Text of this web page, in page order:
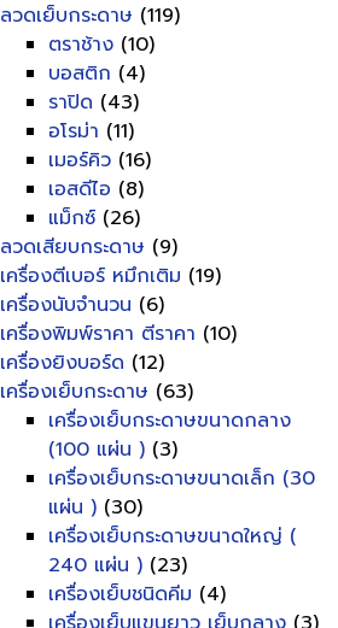
ลวดเย็บกระดาษ (119)
ตราช้าง (10)
บอสติก (4)
ราปิด (43)
อโรม่า (11)
เมอร์คิว (16)
เอสดีไอ (8)
แม็กซ์ (26)
ลวดเสียบกระดาษ (9)
เครื่องตีเบอร์ หมึกเติม (19)
เครื่องนับจำนวน (6)
เครื่องพิมพ์ราคา ตีราคา (10)
เครื่องยิงบอร์ด (12)
เครื่องเย็บกระดาษ (63)
เครื่องเย็บกระดาษขนาดกลาง
(100 แผ่น ) (3)
เครื่องเย็บกระดาษขนาดเล็ก (30
แผ่น ) (30)
เครื่องเย็บกระดาษขนาดใหญ่ (
240 แผ่น ) (23)
เครื่องเย็บชนิดคีม (4)